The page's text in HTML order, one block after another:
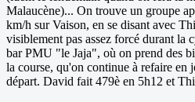
Malaucène)... On trouve un groupe
km/h sur Vaison, en se disant avec
visiblement pas assez forcé durant
bar PMU "le Jaja", où on prend des
la course, qu'on continue à refaire en
départ. David fait 479è en 5h12 et